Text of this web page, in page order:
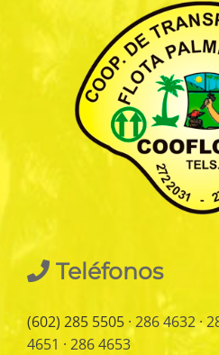
Teléfonos
(602) 285 5505· 286 4632 ·
4651 · 286 4653